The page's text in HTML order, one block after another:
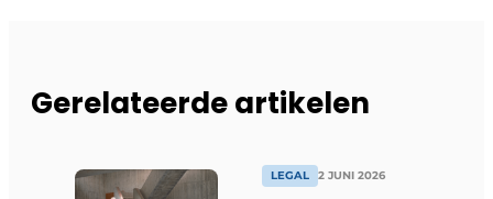
Gerelateerde artikelen
LEGAL 2 JUNI 2026